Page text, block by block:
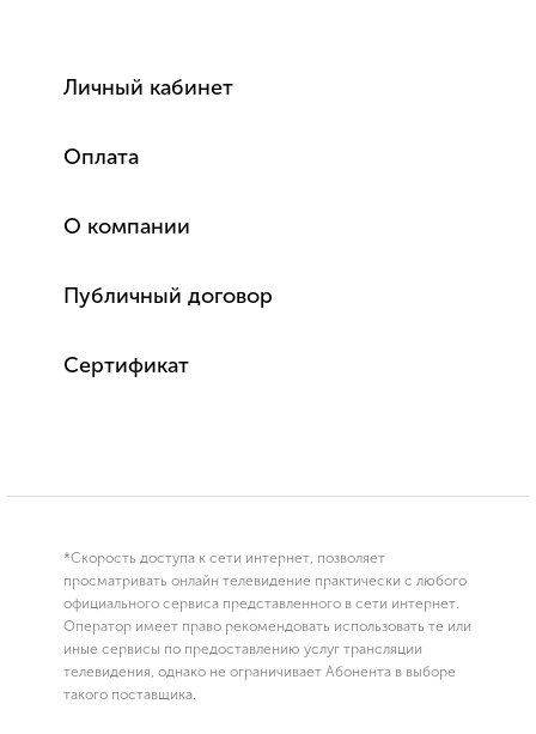
Личный кабинет
Оплата
О компании
Публичный договор
Сертификат
*Скорость доступа к сети интернет, позволяет
просматривать онлайн телевидение практически с любого
официального сервиса представленного в сети интернет.
Оператор имеет право рекомендовать использовать те или
иные сервисы по предоставлению услуг трансляции
телевидения, однако не ограничивает Абонента в выборе
такого поставщика.